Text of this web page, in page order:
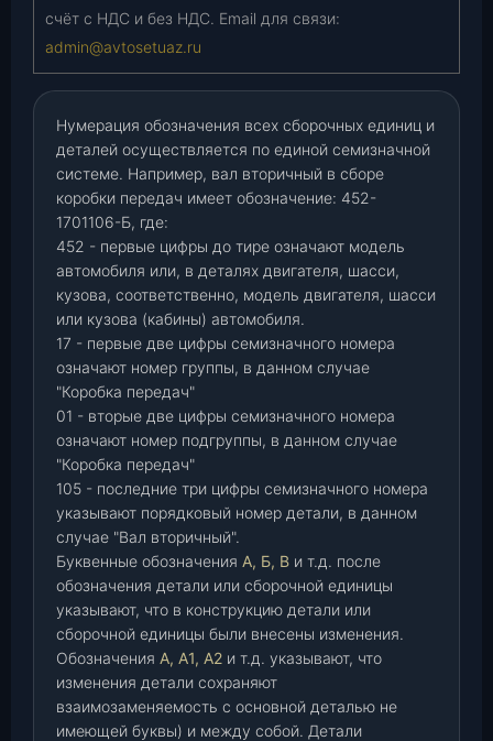
счёт с НДС и без НДС. Email для связи:
admin@avtosetuaz.ru
Нумерация обозначения всех сборочных единиц и
деталей осуществляется по единой семизначной
системе. Например, вал вторичный в сборе
коробки передач имеет обозначение: 452-
1701106-Б, где:
452 - первые цифры до тире означают модель
автомобиля или, в деталях двигателя, шасси,
кузова, соответственно, модель двигателя, шасси
или кузова (кабины) автомобиля.
17 - первые две цифры семизначного номера
означают номер группы, в данном случае
"Коробка передач"
01 - вторые две цифры семизначного номера
означают номер подгруппы, в данном случае
"Коробка передач"
105 - последние три цифры семизначного номера
указывают порядковый номер детали, в данном
случае "Вал вторичный".
Буквенные обозначения А, Б, В и т.д. после
обозначения детали или сборочной единицы
указывают, что в конструкцию детали или
сборочной единицы были внесены изменения.
Обозначения А, А1, А2 и т.д. указывают, что
изменения детали сохраняют
взаимозаменяемость с основной деталью не
имеющей буквы) и между собой. Детали